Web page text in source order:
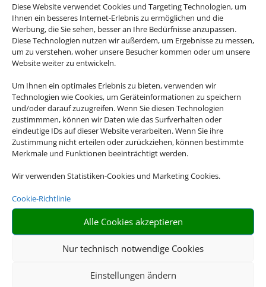
Diese Website verwendet Cookies und Targeting Technologien, um
Ihnen ein besseres Internet-Erlebnis zu ermöglichen und die
Werbung, die Sie sehen, besser an Ihre Bedürfnisse anzupassen.
Diese Technologien nutzen wir außerdem, um Ergebnisse zu messen,
um zu verstehen, woher unsere Besucher kommen oder um unsere
Website weiter zu entwickeln.
Um Ihnen ein optimales Erlebnis zu bieten, verwenden wir
Technologien wie Cookies, um Geräteinformationen zu speichern
und/oder darauf zuzugreifen. Wenn Sie diesen Technologien
zustimmmen, können wir Daten wie das Surfverhalten oder
eindeutige IDs auf dieser Website verarbeiten. Wenn Sie ihre
Zustimmung nicht erteilen oder zurückziehen, können bestimmte
Merkmale und Funktionen beeinträchtigt werden.
Wir verwenden Statistiken-Cookies und Marketing Cookies.
Cookie-Richtlinie
Alle Cookies akzeptieren
Nur technisch notwendige Cookies
Einstellungen ändern